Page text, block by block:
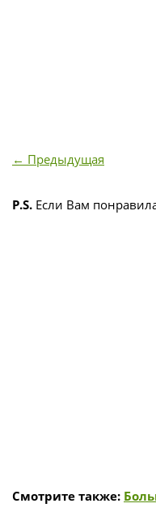
← Предыдущая
P.S. Если Вам
Смотрите также: